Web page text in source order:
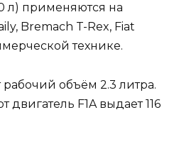
л) применяются на
Bremach T-Rex, Fiat
технике.
рабочий объём 2.3 литра.
двигатель F1A выдает 116